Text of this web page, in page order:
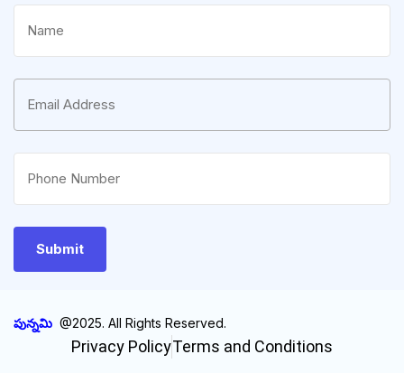
పున్నమి @2025. All Rights Reserved.
Privacy PolicyTerms and Conditions